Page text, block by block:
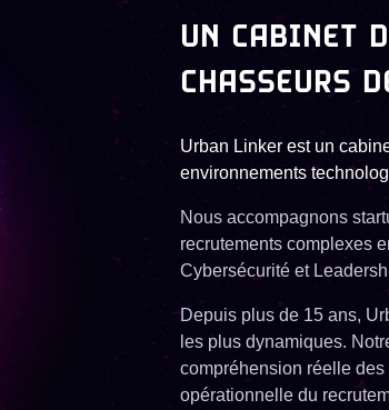
UN CABINET
CHASSEURS
Urban Linker est un
environnements
Nous accompagnons
recrutements complexes
Cybersécurité et
Depuis plus de 15 ans,
les plus dynamiques.
compréhension réelle
opérationnelle du